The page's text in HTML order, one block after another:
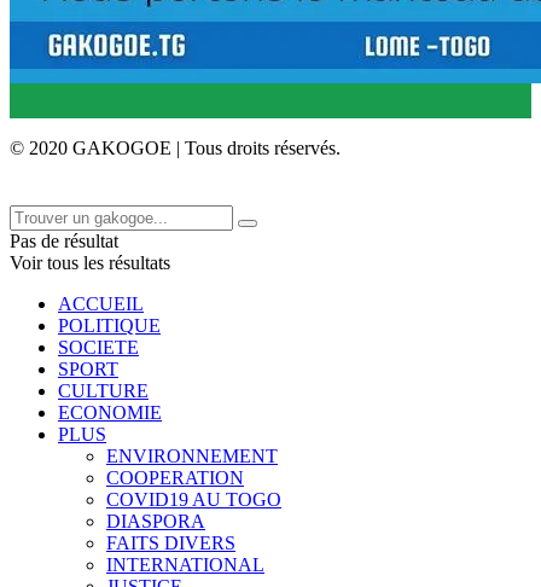
© 2020 GAKOGOE | Tous droits réservés.
Pas de résultat
Voir tous les résultats
ACCUEIL
POLITIQUE
SOCIETE
SPORT
CULTURE
ECONOMIE
PLUS
ENVIRONNEMENT
COOPERATION
COVID19 AU TOGO
DIASPORA
FAITS DIVERS
INTERNATIONAL